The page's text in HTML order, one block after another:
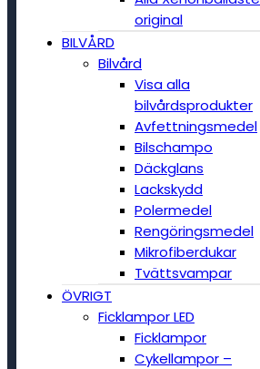
original
BILVÅRD
Bilvård
Visa alla
bilvårdsprodukter
Avfettningsmedel
Bilschampo
Däckglans
Lackskydd
Polermedel
Rengöringsmedel
Mikrofiberdukar
Tvättsvampar
ÖVRIGT
Ficklampor LED
Ficklampor
Cykellampor –